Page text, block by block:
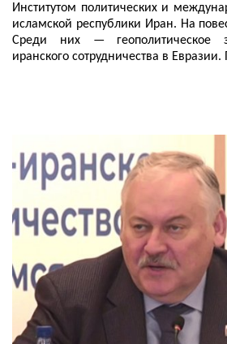
Институтом политических и
исламской республики Иран. На
Среди них — геополитическое
иранского сотрудничества в